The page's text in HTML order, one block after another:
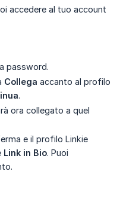
accedere al tuo account
password.
Collega accanto al profilo
.
ora collegato a quel
e il profilo Linkie
Link in Bio. Puoi